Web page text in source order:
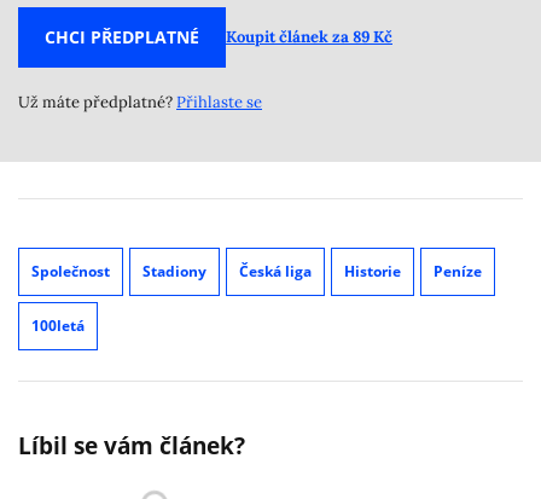
CHCI PŘEDPLATNÉ Koupit článek za 89 Kč
Už máte předplatné?Přihlaste se
Společnost Stadiony Česká liga Historie Peníze
100letá
Líbil se vám článek?